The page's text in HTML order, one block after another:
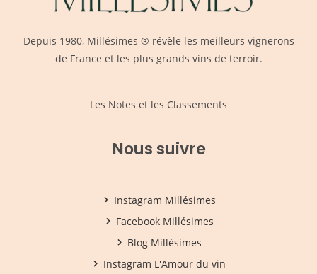
Depuis 1980, Millésimes ® révèle les meilleurs vignerons
de France et les plus grands vins de terroir.
Les Notes et les Classements
Nous suivre
Instagram Millésimes
Facebook Millésimes
Blog Millésimes
Instagram L'Amour du vin